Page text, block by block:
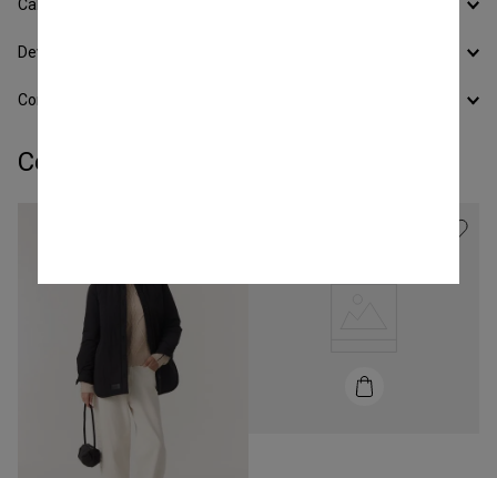
Calcular Envío
Devoluciones
Conocer todos los Medios de Pago
Completá tu look: